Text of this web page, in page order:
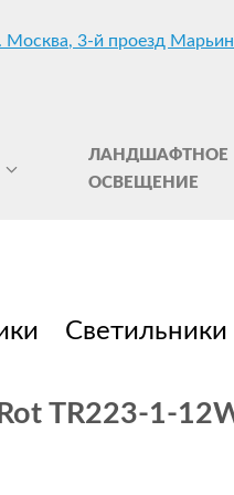
Москва, 3-й проезд
ЛАНДШАФТНОЕ
ОСВЕЩЕНИЕ
TR223-1-